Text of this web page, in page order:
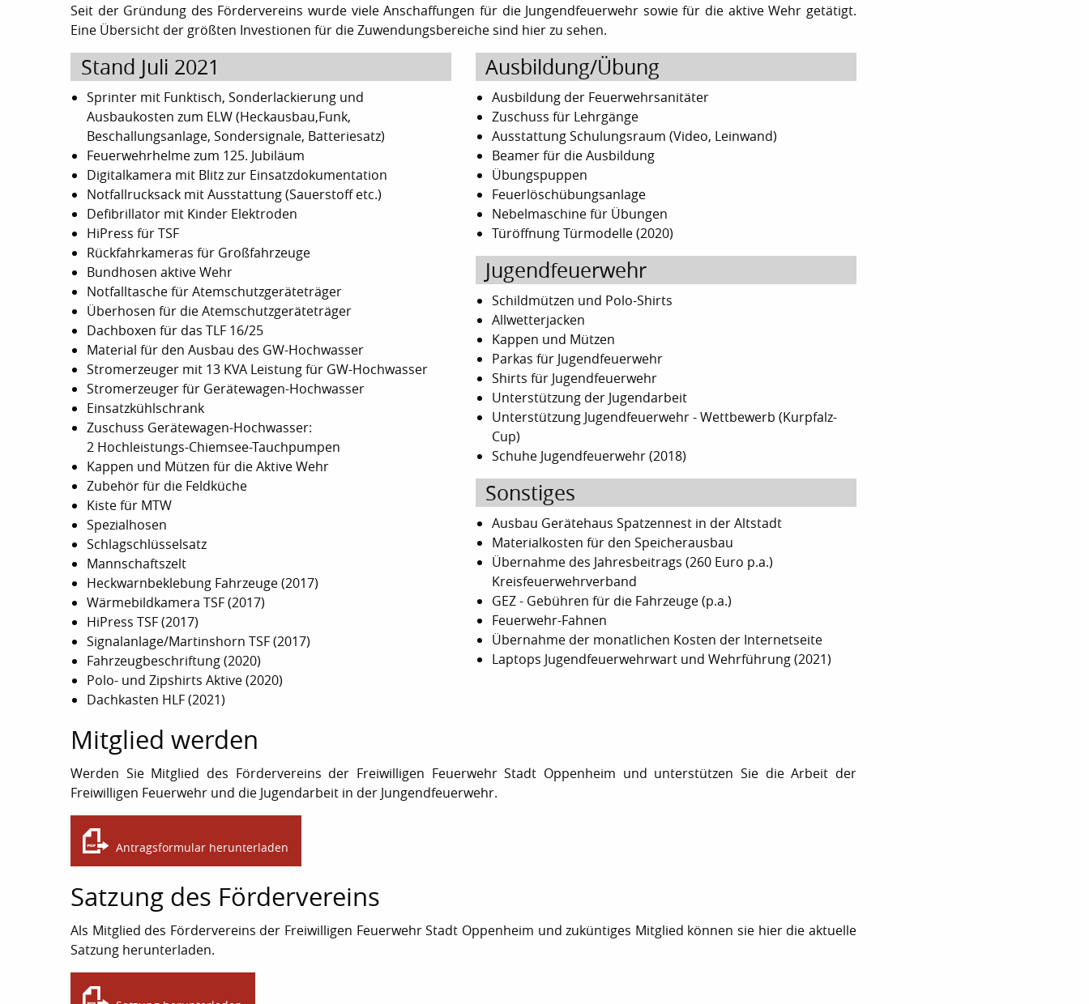
Seit der Gründung des Fördervereins wurde viele Anschaffungen für die Jungendfeuerwehr sowie für die aktive Wehr getätigt.
Eine Übersicht der größten Investionen für die Zuwendungsbereiche sind hier zu sehen.
Stand Juli 2021
Sprinter mit Funktisch, Sonderlackierung und
Ausbaukosten zum ELW (Heckausbau,Funk,
Beschallungsanlage, Sondersignale, Batteriesatz)
Feuerwehrhelme zum 125. Jubiläum
Digitalkamera mit Blitz zur Einsatzdokumentation
Notfallrucksack mit Ausstattung (Sauerstoff etc.)
Defibrillator mit Kinder Elektroden
HiPress für TSF
Rückfahrkameras für Großfahrzeuge
Bundhosen aktive Wehr
Notfalltasche für Atemschutzgeräteträger
Überhosen für die Atemschutzgeräteträger
Dachboxen für das TLF 16/25
Material für den Ausbau des GW-Hochwasser
Stromerzeuger mit 13 KVA Leistung für GW-Hochwasser
Stromerzeuger für Gerätewagen-Hochwasser
Einsatzkühlschrank
Zuschuss Gerätewagen-Hochwasser:
2 Hochleistungs-Chiemsee-Tauchpumpen
Kappen und Mützen für die Aktive Wehr
Zubehör für die Feldküche
Kiste für MTW
Spezialhosen
Schlagschlüsselsatz
Mannschaftszelt
Heckwarnbeklebung Fahrzeuge (2017)
Wärmebildkamera TSF (2017)
HiPress TSF (2017)
Signalanlage/Martinshorn TSF (2017)
Fahrzeugbeschriftung (2020)
Polo- und Zipshirts Aktive (2020)
Dachkasten HLF (2021)
Ausbildung/Übung
Ausbildung der Feuerwehrsanitäter
Zuschuss für Lehrgänge
Ausstattung Schulungsraum (Video, Leinwand)
Beamer für die Ausbildung
Übungspuppen
Feuerlöschübungsanlage
Nebelmaschine für Übungen
Türöffnung Türmodelle (2020)
Jugendfeuerwehr
Schildmützen und Polo-Shirts
Allwetterjacken
Kappen und Mützen
Parkas für Jugendfeuerwehr
Shirts für Jugendfeuerwehr
Unterstützung der Jugendarbeit
Unterstützung Jugendfeuerwehr - Wettbewerb (Kurpfalz-
Cup)
Schuhe Jugendfeuerwehr (2018)
Sonstiges
Ausbau Gerätehaus Spatzennest in der Altstadt
Materialkosten für den Speicherausbau
Übernahme des Jahresbeitrags (260 Euro p.a.)
Kreisfeuerwehrverband
GEZ - Gebühren für die Fahrzeuge (p.a.)
Feuerwehr-Fahnen
Übernahme der monatlichen Kosten der Internetseite
Laptops Jugendfeuerwehrwart und Wehrführung (2021)
Mitglied werden
Werden Sie Mitglied des Fördervereins der Freiwilligen Feuerwehr Stadt Oppenheim und unterstützen Sie die Arbeit der
Freiwilligen Feuerwehr und die Jugendarbeit in der Jungendfeuerwehr.
Antragsformular herunterladen
Satzung des Fördervereins
Als Mitglied des Fördervereins der Freiwilligen Feuerwehr Stadt Oppenheim und zuküntiges Mitglied können sie hier die aktuelle
Satzung herunterladen.